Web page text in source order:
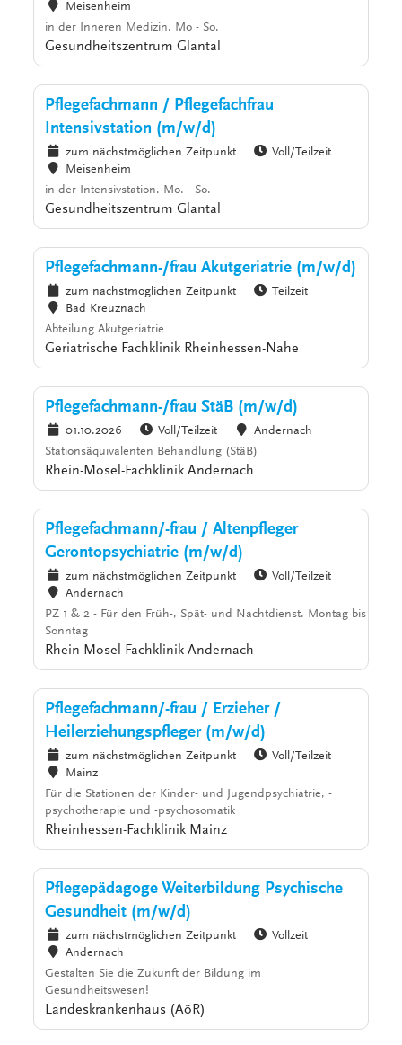
Meisenheim
in der Inneren Medizin. Mo - So.
Gesundheitszentrum Glantal
Pflegefachmann / Pflegefachfrau
Intensivstation (m/w/d)
zum nächstmöglichen Zeitpunkt
Voll/Teilzeit
Meisenheim
in der Intensivstation. Mo. - So.
Gesundheitszentrum Glantal
Pflegefachmann-/frau Akutgeriatrie (m/w/d)
zum nächstmöglichen Zeitpunkt
Teilzeit
Bad Kreuznach
Abteilung Akutgeriatrie
Geriatrische Fachklinik Rheinhessen-Nahe
Pflegefachmann-/frau StäB (m/w/d)
01.10.2026 Voll/Teilzeit
Andernach
Stationsäquivalenten Behandlung (StäB)
Rhein-Mosel-Fachklinik Andernach
Pflegefachmann/-frau / Altenpfleger
Gerontopsychiatrie (m/w/d)
zum nächstmöglichen Zeitpunkt
Voll/Teilzeit
Andernach
PZ 1 & 2 - Für den Früh-, Spät- und Nachtdienst. Montag bis
Sonntag
Rhein-Mosel-Fachklinik Andernach
Pflegefachmann/-frau / Erzieher /
Heilerziehungspfleger (m/w/d)
zum nächstmöglichen Zeitpunkt
Voll/Teilzeit
Mainz
Für die Stationen der Kinder- und Jugendpsychiatrie, -
psychotherapie und -psychosomatik
Rheinhessen-Fachklinik Mainz
Pflegepädagoge Weiterbildung Psychische
Gesundheit (m/w/d)
zum nächstmöglichen Zeitpunkt
Vollzeit
Andernach
Gestalten Sie die Zukunft der Bildung im
Gesundheitswesen!
Landeskrankenhaus (AöR)